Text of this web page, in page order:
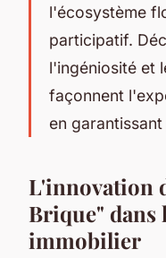
l'écosystème
participatif.
l'ingéniosité et
façonnent
en
L'innovation
Brique"
immobilier